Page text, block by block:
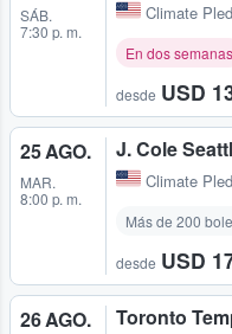
SÁB.
7:30 p. m.
Climate
En dos semanas
desde USD
25 AGO.
MAR.
8:00 p. m.
J. Cole
Climate
Más de 200
desde USD
26 AGO. Toronto